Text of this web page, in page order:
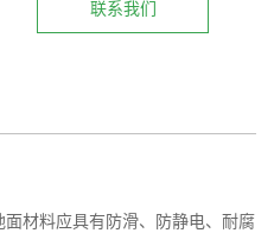
联系我们
材料应具有防滑、防静电、耐腐